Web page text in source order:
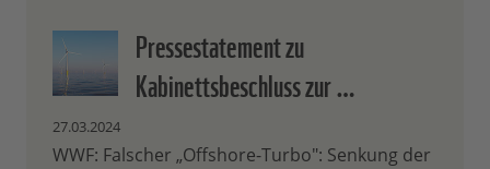
Pressestatement zu
Kabinettsbeschluss zur …
27.03.2024
WWF: Falscher „Offshore-Turbo": Senkung der